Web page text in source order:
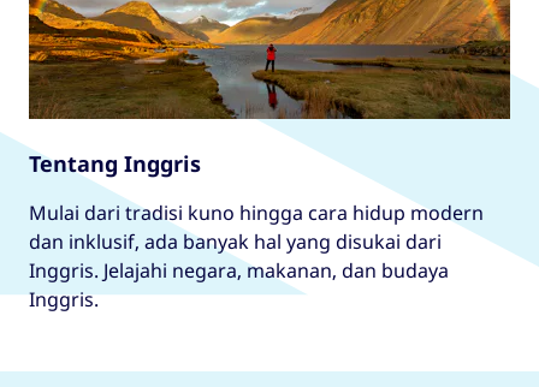
Tentang Inggris
Mulai dari tradisi kuno hingga cara hidup modern
dan inklusif, ada banyak hal yang disukai dari
Inggris. Jelajahi negara, makanan, dan budaya
Inggris.